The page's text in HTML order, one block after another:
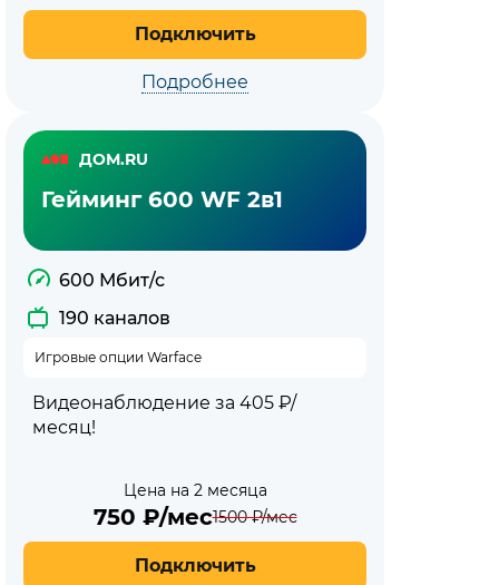
Подключить
Подробнее
ДОМ.RU
Гейминг 600 WF 2в1
600 Мбит/с
190 каналов
Игровые опции Warface
Видеонаблюдение за 405 ₽/
месяц!
Цена на 2 месяца
750 ₽/мес1500₽/мес
Подключить